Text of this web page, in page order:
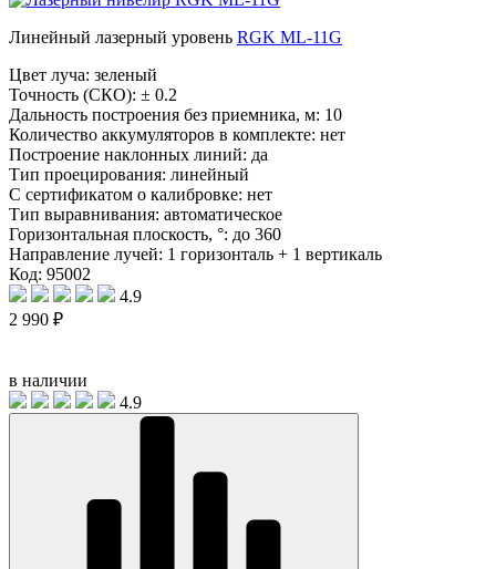
Линейный лазерный уровень RGK ML-11G
Цвет луча: зеленый
Точность (СКО): ± 0.2
Дальность построения без приемника, м: 10
Количество аккумуляторов в комплекте: нет
Построение наклонных линий: да
Тип проецирования: линейный
С сертификатом о калибровке: нет
Тип выравнивания: автоматическое
Горизонтальная плоскость, °: до 360
Направление лучей: 1 горизонталь + 1 вертикаль
Код: 95002
4.9
2 990 ₽
в наличии
4.9